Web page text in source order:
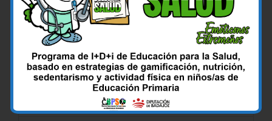
Popular Reciente
Los Profesores Dr. Francisco José Rodríguez
Velasco y Dra. Guadalupe Gil Fernández
padrinos de la XIV Promoción del Grado en
Enfermería de la Facultad de Medicina y
Ciencias de la Salud de la UEx